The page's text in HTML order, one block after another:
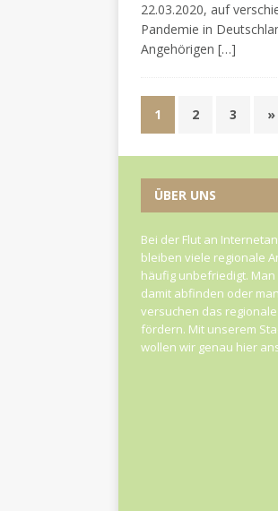
22.03.2020, auf
Pandemie in
Angehörigen […]
1 2 3 »
ÜBER UNS
Bei der Flut an
bleiben viele regionale
häufig unbefriedigt. Man
damit abfinden oder
versuchen das
fördern. Mit unserem
wollen wir genau hier